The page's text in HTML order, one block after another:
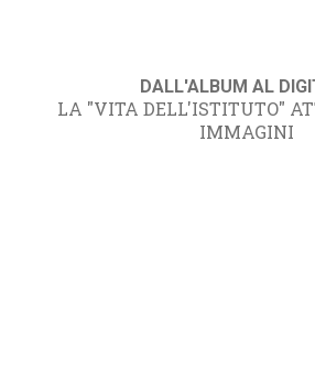
DALL'ALBUM AL
LA "VITA DELL'ISTITUTO"
IMMAGINI